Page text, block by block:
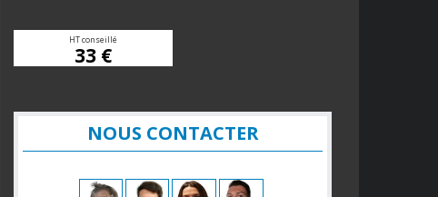
HT conseillé
33 €
NOUS CONTACTER